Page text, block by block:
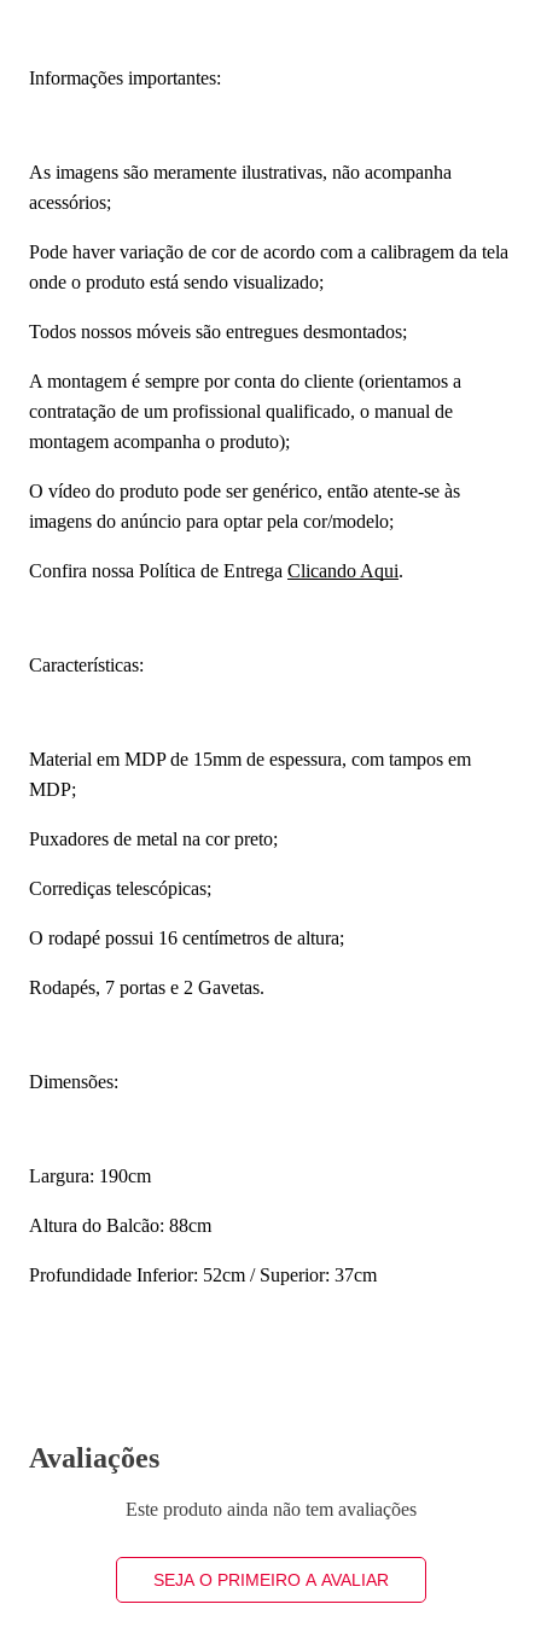
Informações importantes:
As imagens são meramente ilustrativas, não acompanha
acessórios;
Pode haver variação de cor de acordo com a calibragem da tela
onde o produto está sendo visualizado;
Todos nossos móveis são entregues desmontados;
A montagem é sempre por conta do cliente (orientamos a
contratação de um profissional qualificado, o manual de
montagem acompanha o produto);
O vídeo do produto pode ser genérico, então atente-se às
imagens do anúncio para optar pela cor/modelo;
Confira nossa Política de Entrega Clicando Aqui.
Características:
Material em MDP de 15mm de espessura, com tampos em
MDP;
Puxadores de metal na cor preto;
Corrediças telescópicas;
O rodapé possui 16 centímetros de altura;
Rodapés, 7 portas e 2 Gavetas.
Dimensões:
Largura: 190cm
Altura do Balcão: 88cm
Profundidade Inferior: 52cm / Superior: 37cm
Avaliações
Este produto ainda não tem avaliações
SEJA O PRIMEIRO A AVALIAR